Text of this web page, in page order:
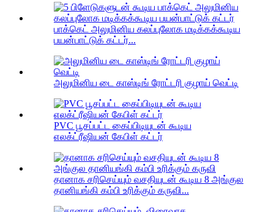
பாக்கெட் அலுமினிய கலப்புலோக மடிக்கக்கூடிய
பயன்பாட்டுக் கட்டர்...
அலுமினிய டை காஸ்டிங் ரோட்டரி குழாய் வெட்டி
PVC பூசப்பட்ட கைப்பிடியுடன் கூடிய
எலக்ட்ரீஷியன் கேபிள் கட்டர்
தானாக சரிசெய்யும் வசதியுடன் கூடிய 8 அங்குல
தானியங்கி கம்பி உரிக்கும் கருவி...